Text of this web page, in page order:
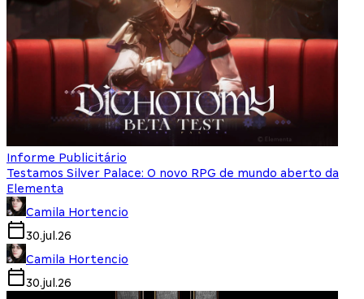
Informe Publicitário
Testamos Silver Palace: O novo RPG de mundo aberto da
Elementa
Camila Hortencio
30.jul.26
Camila Hortencio
30.jul.26